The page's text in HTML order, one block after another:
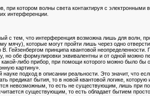
котором волны света контактируя с электронными
интерференции.
с тем, что интерференция возможна лишь для волн,
мячу), которые могут пройти лишь через одно
принципа квантовой
но обе формулировки эквивалентны и от одной можно
либо прибор, при помощи которого можно было бы
картину».
подход в описании реальности. Это значит, что
бытия, то в новой квантовой логике,
невозможным, то есть не существующим, лишь при
существующим, то есть обладает бытием